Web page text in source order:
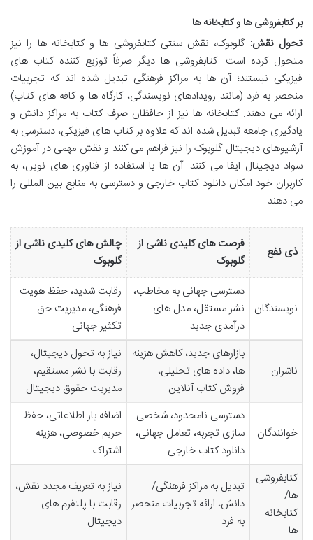
بر کتابفروشی ها و کتابخانه ها
تحول نقش: گلوبوک، نقش سنتی کتابفروشی ها و کتابخانه ها را نیز
متحول کرده است. کتابفروشی ها دیگر صرفاً توزیع کننده کتاب های
فیزیکی نیستند؛ آن ها به مراکز فرهنگی تبدیل شده اند که تجربیات
منحصر به فرد (مانند رویدادهای نویسندگی، کارگاه ها و کافه های کتاب)
ارائه می دهند. کتابخانه ها نیز از حافظان صرف کتاب به مراکز دانش و
یادگیری جامعه تبدیل شده اند که علاوه بر کتاب های فیزیکی، دسترسی به
آرشیوهای دیجیتال گلوبوک را نیز فراهم می کنند و نقش مهمی در آموزش
سواد دیجیتال ایفا می کنند. آن ها با استفاده از فناوری های نوین، به
کاربران خود امکان دانلود کتاب خارجی و دسترسی به منابع بین المللی را
می دهند.
ذی نفع
فرصت های کلیدی ناشی از
گلوبوک
چالش های کلیدی ناشی از
گلوبوک
نویسندگان
دسترسی جهانی به مخاطب،
نشر مستقل، مدل های
درآمدی جدید
رقابت شدید، حفظ هویت
فرهنگی، مدیریت حق
تکثیر جهانی
ناشران
بازارهای جدید، کاهش هزینه
ها، داده های تحلیلی،
فروش کتاب آنلاین
نیاز به تحول دیجیتال،
رقابت با نشر مستقیم،
مدیریت حقوق دیجیتال
خوانندگان
دسترسی نامحدود، شخصی
سازی تجربه، تعامل جهانی،
دانلود کتاب خارجی
اضافه بار اطلاعاتی، حفظ
حریم خصوصی، هزینه
اشتراک
کتابفروشی
ها/
کتابخانه
ها
تبدیل به مراکز فرهنگی/
دانش، ارائه تجربیات منحصر
به فرد
نیاز به تعریف مجدد نقش،
رقابت با پلتفرم های
دیجیتال